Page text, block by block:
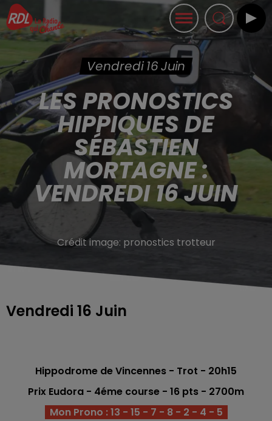
Vendredi 16 Juin
LES PRONOSTICS
HIPPIQUES DE
SÉBASTIEN
MORTAGNE :
VENDREDI 16 JUIN
Crédit image: pronostics trotteur
Vendredi 16 Juin
Hippodrome de Vincennes - Trot - 20h15
Prix Eudora - 4éme course - 16 pts - 2700m
Mon Prono : 13 - 15 - 7 - 8 - 2 - 4 - 5